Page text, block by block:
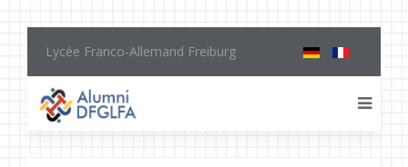
Lycée Franco-Allemand Freiburg